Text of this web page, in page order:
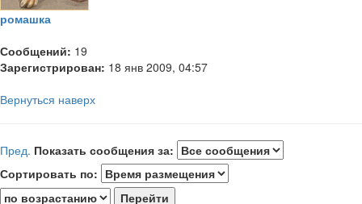
ромашка
Сообщений: 19
Зарегистрирован: 18 янв 2009, 04:57
Вернуться наверх
Пред. Показать сообщения за:
Сортировать по: